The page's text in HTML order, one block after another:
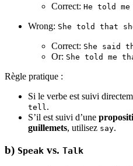
Correct: He told
Wrong: She told that
Correct: She said
Or: She told me
Règle pratique :
Si le verbe est suivi
tell .
S’il est suivi d’une
guillemets, utilisez say.
b) Speak vs. Talk